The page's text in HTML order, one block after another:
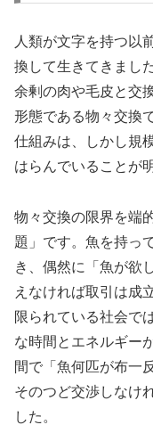
人類が文字を持つ以
換して生きてきまし
余剰の肉や毛皮と交
形態である物々交換
仕組みは、しかし規
はらんでいることが
物々交換の限界を端
題」です。魚を持っ
き、偶然に「魚が欲
えなければ取引は成
限られている社会で
な時間とエネルギー
間で「魚何匹が布一
そのつど交渉しなけ
した。